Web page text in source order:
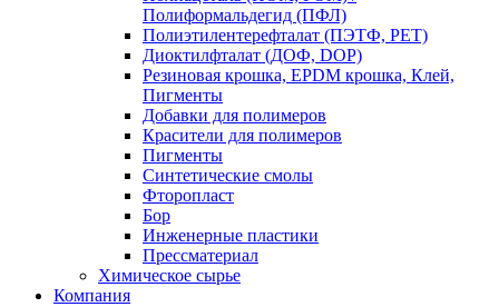
Полиформальдегид (ПФЛ)
Полиэтилентерефталат (ПЭТФ, PET)
Диоктилфталат (ДОФ, DOP)
Резиновая крошка, EPDM крошка, Клей,
Пигменты
Добавки для полимеров
Красители для полимеров
Пигменты
Синтетические смолы
Фторопласт
Бор
Инженерные пластики
Прессматериал
Химическое сырье
Компания